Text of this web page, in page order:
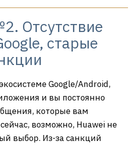
Отсутствие
старые
Google/Android,
и вы постоянно
которые вам
возможно, Huawei не
выбор. Из-за санкций